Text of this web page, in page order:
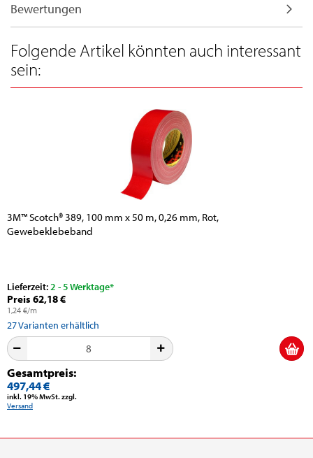
Bewertungen
Folgende Artikel könnten auch interessant
sein:
3M™ Scotch® 389, 100 mm x 50 m, 0,26 mm, Rot,
Gewebeklebeband
Lieferzeit:2 - 5 Werktage*
Preis 62,18 €
1,24 €/m
27Varianten erhältlich
Gesamtpreis:
497,44 €
inkl. 19% MwSt. zzgl.
Versand